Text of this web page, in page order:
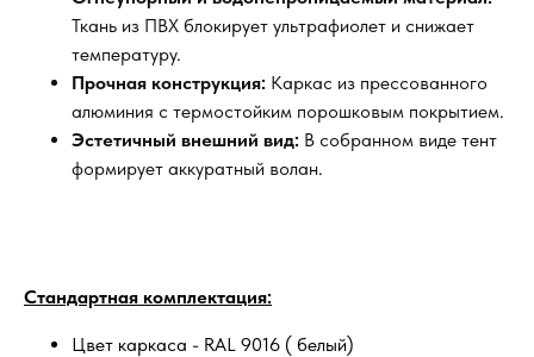
Ткань из ПВХ блокирует ультрафиолет и снижает
температуру.
Прочная конструкция: Каркас из прессованного
алюминия с термостойким порошковым покрытием.
Эстетичный внешний вид: В собранном виде тент
формирует аккуратный волан.
Стандартная комплектация:
Цвет каркаса - RAL 9016 ( белый)